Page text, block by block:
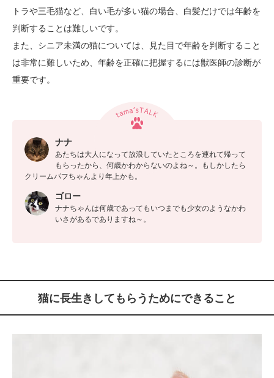
トラや三毛猫など、白い毛が多い猫の場合、白髪だけでは年齢を
判断することは難しいです。
また、シニア未満の猫については、見た目で年齢を判断すること
は非常に難しいため、年齢を正確に把握するには獣医師の診断が
重要です。
ナナ
あたちは大人になって放浪していたところを連れて帰って
もらったから、何歳かわからないのよね～。もしかしたら
クリームパフちゃんより年上かも。
ゴロー
ナナちゃんは何歳であってもいつまでも少女のようなかわ
いさがあるでありますね～。
猫に長生きしてもらうためにできること